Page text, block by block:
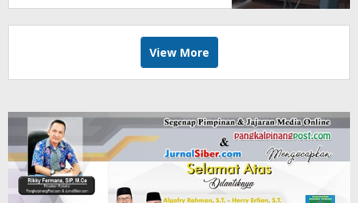
Kiloan, Legalitas Dipertanyakan
View More